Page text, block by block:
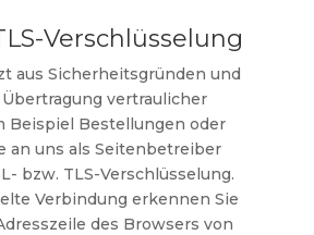
Verschlüsselung
aus Sicherheitsgründen und
vertraulicher
Beispiel Bestellungen oder
an uns als Seitenbetreiber
bzw. TLS-Verschlüsselung.
Verbindung erkennen Sie
des Browsers von